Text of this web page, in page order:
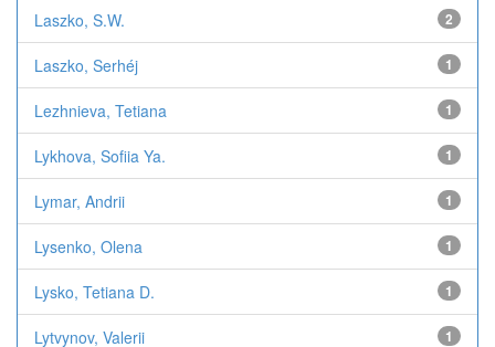
Laszko, S.W. 2
Laszko, Serhéj 1
Lezhnieva, Tetiana 1
Lykhova, Sofiia Ya. 1
Lymar, Andrii 1
Lysenko, Olena 1
Lysko, Tetiana D. 1
Lytvynov, Valerii 1